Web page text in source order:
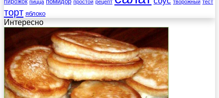
пирожок пицца простой рецепт творожный тест
торт яблоко
Интересно